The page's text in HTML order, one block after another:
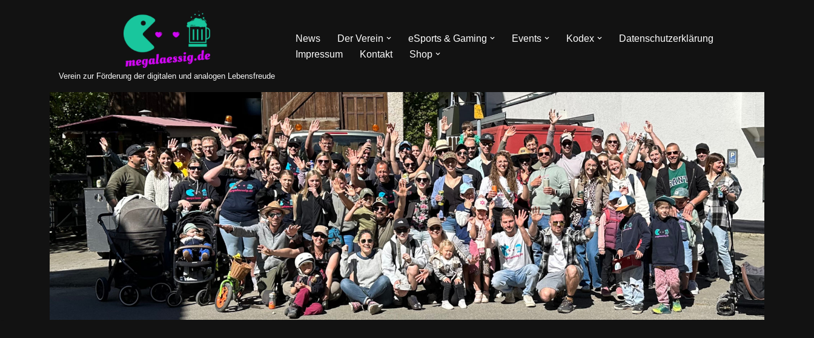
Verein zur Förderung der digitalen und analogen Lebensfreude
News Der Verein eSports & Gaming Events Kodex
Datenschutzerklärung
Impressum
Kontakt Shop